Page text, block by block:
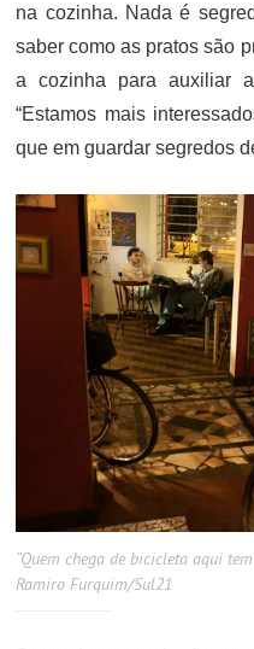
na cozinha. Nada é
saber como as pratos são
a cozinha para auxiliar
“Estamos mais
que em guardar segredos
“Quem chega de bicicleta aqui
Ramiro Furquim/Sul21